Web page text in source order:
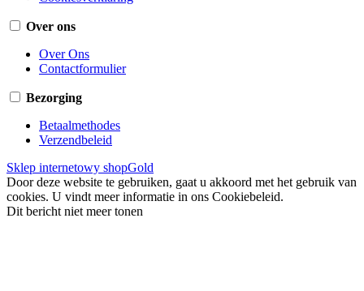
Over ons
Over Ons
Contactformulier
Bezorging
Betaalmethodes
Verzendbeleid
Sklep internetowy shopGold
Door deze website te gebruiken, gaat u akkoord met het gebruik van
cookies. U vindt meer informatie in ons Cookiebeleid.
Dit bericht niet meer tonen